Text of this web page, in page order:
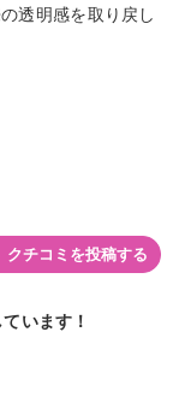
透明感を取り戻し
クチコミを投稿する
います！